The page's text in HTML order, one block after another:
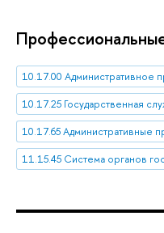
10.17.00 Административное
10.17.25 Государственная
11.15.45 Система органов